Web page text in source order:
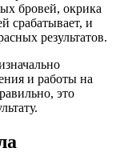
бровей, окрика
срабатывает, и
результатов.
и работы на
это